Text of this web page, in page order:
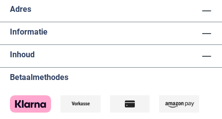
Adres
Informatie
Inhoud
Betaalmethodes